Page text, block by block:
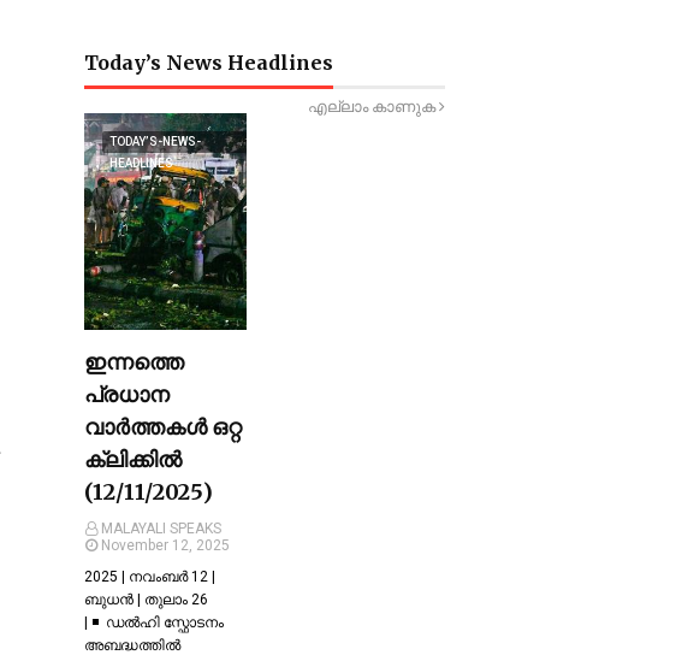
Today’s News Headlines
എല്ലാം കാണുക
TODAY’S-NEWS-
HEADLINES
ഇന്നത്തെ
പ്രധാന
വാർത്തകൾ ഒറ്റ
ക്ലിക്കിൽ
(12/11/2025)
MALAYALI SPEAKS
November 12, 2025
2025 | നവംബർ 12 |
ബുധൻ | തുലാം 26
| ◾ ഡല്‍ഹി സ്ഫോടനം
അബദ്ധത്തില്‍